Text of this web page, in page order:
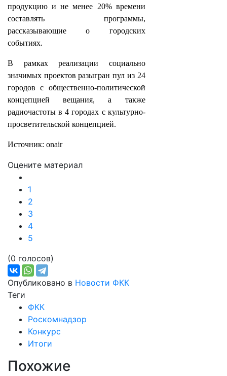
продукцию и не менее 20% времени
составлять программы,
рассказывающие о городских
событиях.
В рамках реализации социально
значимых проектов разыгран пул из 24
городов с общественно-политической
концепцией вещания, а также
радиочастоты в 4 городах с культурно-
просветительской концепцией.
Источник: onair
Оцените материал
1
2
3
4
5
(0 голосов)
Опубликовано в Новости ФКК
Теги
ФКК
Роскомнадзор
Конкурс
Итоги
Похожие